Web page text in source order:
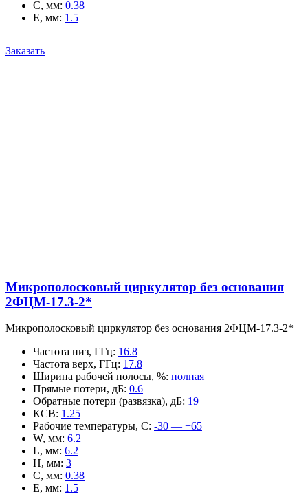
C, мм: 0.38
E, мм: 1.5
Заказать
Микрополосковый циркулятор без основания
2ФЦМ-17.3-2*
Микрополосковый циркулятор без основания 2ФЦМ-17.3-2*
Частота низ, ГГц: 16.8
Частота верх, ГГц: 17.8
Ширина рабочей полосы, %: полная
Прямые потери, дБ: 0.6
Обратные потери (развязка), дБ: 19
КСВ: 1.25
Рабочие температуры, С: -30 — +65
W, мм: 6.2
L, мм: 6.2
H, мм: 3
C, мм: 0.38
E, мм: 1.5